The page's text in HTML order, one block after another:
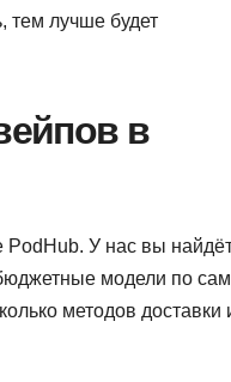
тем лучше будет
в
PodHub. У нас вы
бюджетные модели по
методов доставки